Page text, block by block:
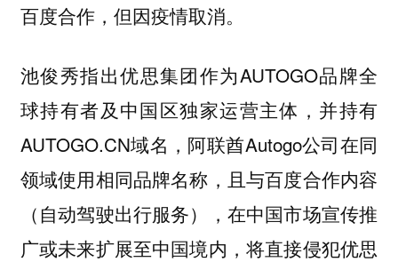
百度合作，但因疫情取消。
池俊秀指出优思集团作为AUTOGO品牌全
球持有者及中国区独家运营主体，并持有
AUTOGO.CN域名，阿联酋Autogo公司在同
领域使用相同品牌名称，且与百度合作内容
（自动驾驶出行服务），在中国市场宣传推
广或未来扩展至中国境内，将直接侵犯优思